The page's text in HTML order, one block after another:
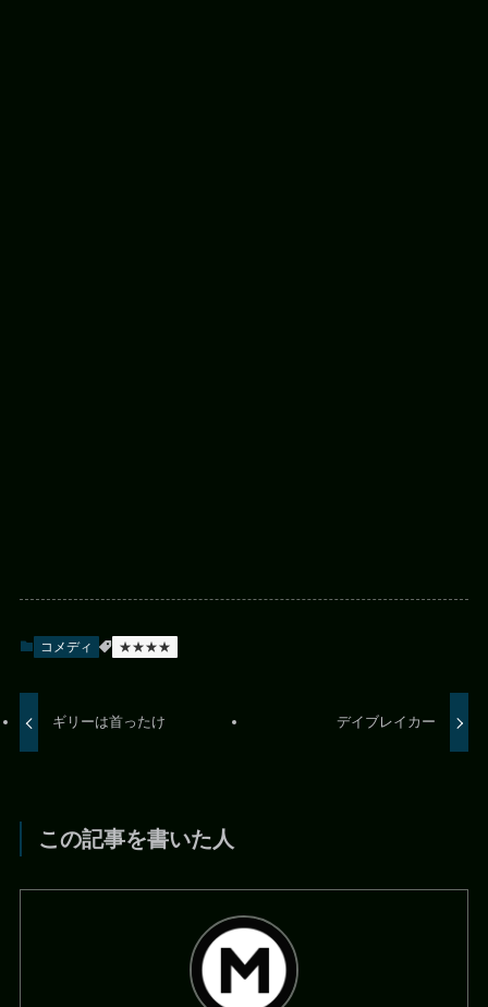
コメディ ★★★★
ギリーは首ったけ デイブレイカー
この記事を書いた人